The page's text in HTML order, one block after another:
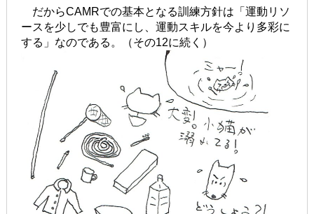
だからCAMRでの基本となる訓練方針は「運動リソ
ースを少しでも豊富にし、運動スキルを今より多彩に
する」なのである。（その12に続く）